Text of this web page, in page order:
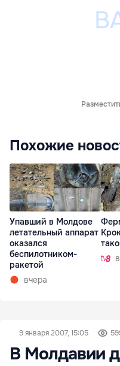
Похожие
Упавший в Молдове
летательный аппарат
оказался
беспилотником-
ракетой
вчера
9 января 2007, 15:05
В Молдавии